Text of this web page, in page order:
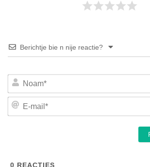
Berichtje bie n nije reactie?
0 REACTIES